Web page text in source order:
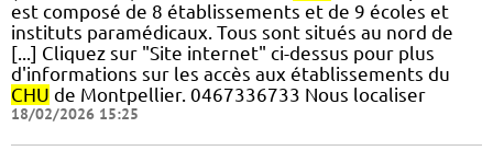
est composé de 8 établissements et de 9 écoles et
instituts paramédicaux. Tous sont situés au nord de
[...] Cliquez sur "Site internet" ci-dessus pour plus
d'informations sur les accès aux établissements du
CHU de Montpellier. 0467336733 Nous localiser
18/02/2026 15:25